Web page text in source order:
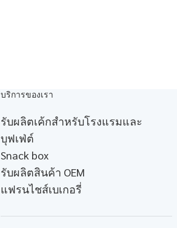
บริการของเรา
รับผลิตเค้กสำหรับโรงแรมและ
บุฟเฟ่ต์
Snack box
รับผลิตสินค้า OEM
แฟรนไชส์เบเกอรี่